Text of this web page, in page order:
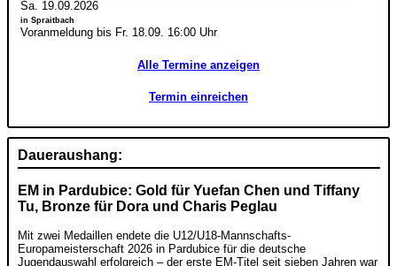
Sa. 19.09.2026
in Spraitbach
Voranmeldung bis Fr. 18.09. 16:00 Uhr
Alle Termine anzeigen
Termin einreichen
Daueraushang:
EM in Pardubice: Gold für Yuefan Chen und Tiffany
Tu, Bronze für Dora und Charis Peglau
Mit zwei Medaillen endete die U12/U18-Mannschafts-
Europameisterschaft 2026 in Pardubice für die deutsche
Jugendauswahl erfolgreich – der erste EM-Titel seit sieben Jahren war